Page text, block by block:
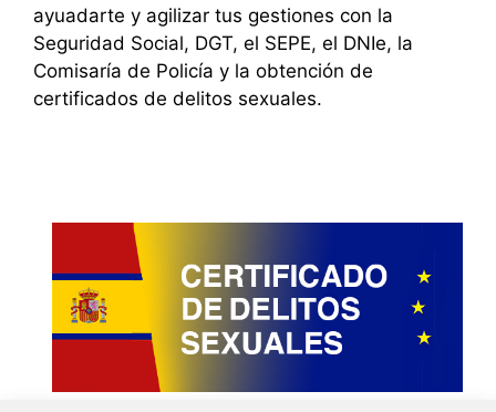
ayuadarte y agilizar tus gestiones con la
Seguridad Social, DGT, el SEPE, el DNIe, la
Comisaría de Policía y la obtención de
certificados de delitos sexuales.